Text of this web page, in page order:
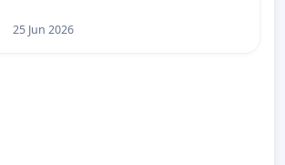
25 Jun 2026